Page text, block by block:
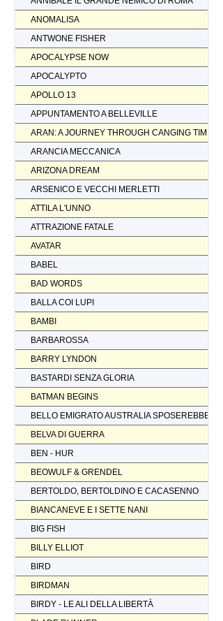
ANOMALISA
ANTWONE FISHER
APOCALYPSE NOW
APOCALYPTO
APOLLO 13
APPUNTAMENTO A BELLEVILLE
ARAN: A JOURNEY THROUGH CANGING TIMES
ARANCIA MECCANICA
ARIZONA DREAM
ARSENICO E VECCHI MERLETTI
ATTILA L'UNNO
ATTRAZIONE FATALE
AVATAR
BABEL
BAD WORDS
BALLA COI LUPI
BAMBI
BARBAROSSA
BARRY LYNDON
BASTARDI SENZA GLORIA
BATMAN BEGINS
BELLO EMIGRATO AUSTRALIA SPOSEREBBE
BELVA DI GUERRA
BEN - HUR
BEOWULF & GRENDEL
BERTOLDO, BERTOLDINO E CACASENNO
BIANCANEVE E I SETTE NANI
BIG FISH
BILLY ELLIOT
BIRD
BIRDMAN
BIRDY - LE ALI DELLA LIBERTÀ